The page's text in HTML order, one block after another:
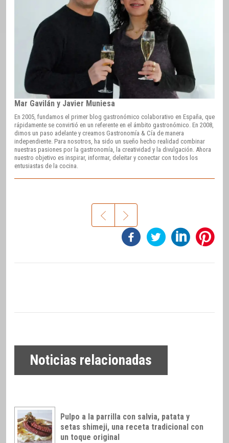
Mar Gavilán y Javier Muniesa
En 2005, fundamos el primer blog gastronómico colaborativo en España, que
rápidamente se convirtió en un referente en el ámbito gastronómico. En 2008,
dimos un paso adelante y creamos Gastronomía & Cía de manera
independiente. Para nosotros, ha sido un sueño hecho realidad combinar
nuestras pasiones por la gastronomía, la creatividad y la divulgación. Ahora
nuestro objetivo es inspirar, informar, deleitar y conectar con todos los
entusiastas de la cocina.
Noticias relacionadas
Pulpo a la parrilla con salvia, patata y
setas shimeji, una receta tradicional con
un toque original